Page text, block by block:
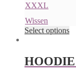
XXXL
Wissen
Select options